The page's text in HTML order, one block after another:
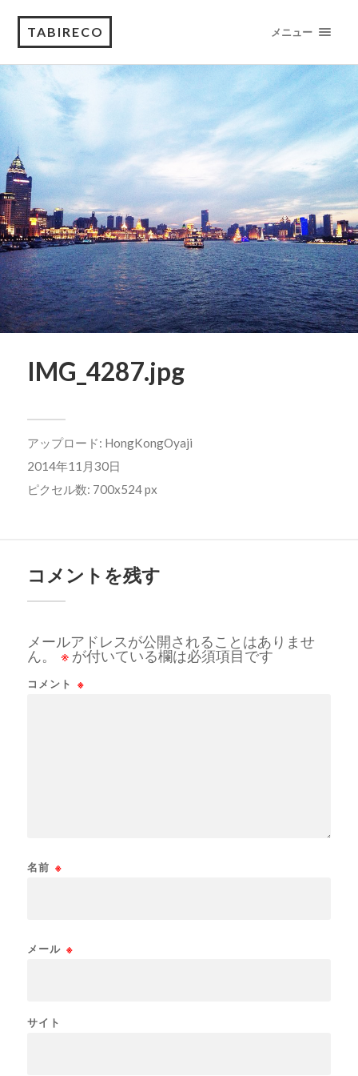
TABIRECO メニュー
IMG_4287.jpg
アップロード: HongKongOyaji
2014年11月30日
ピクセル数: 700x524 px
コメントを残す
メールアドレスが公開されることはありませ
ん。
※ が付いている欄は必須項目です
コメント ※
名前 ※
メール ※
サイト